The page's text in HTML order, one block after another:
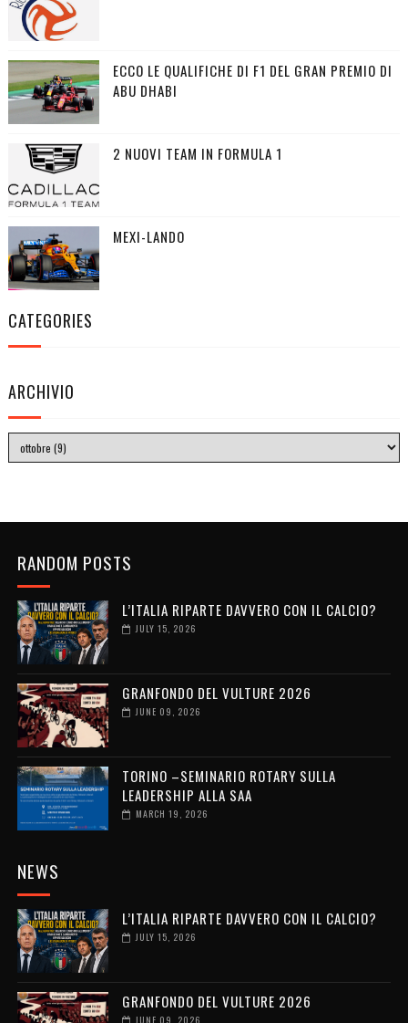
ECCO LE QUALIFICHE DI F1 DEL GRAN PREMIO DI
ABU DHABI
2 NUOVI TEAM IN FORMULA 1
MEXI-LANDO
CATEGORIES
ARCHIVIO
RANDOM POSTS
L’ITALIA RIPARTE DAVVERO CON IL CALCIO?
JULY 15, 2026
GRANFONDO DEL VULTURE 2026
JUNE 09, 2026
TORINO –SEMINARIO ROTARY SULLA
LEADERSHIP ALLA SAA
MARCH 19, 2026
NEWS
L’ITALIA RIPARTE DAVVERO CON IL CALCIO?
JULY 15, 2026
GRANFONDO DEL VULTURE 2026
JUNE 09, 2026